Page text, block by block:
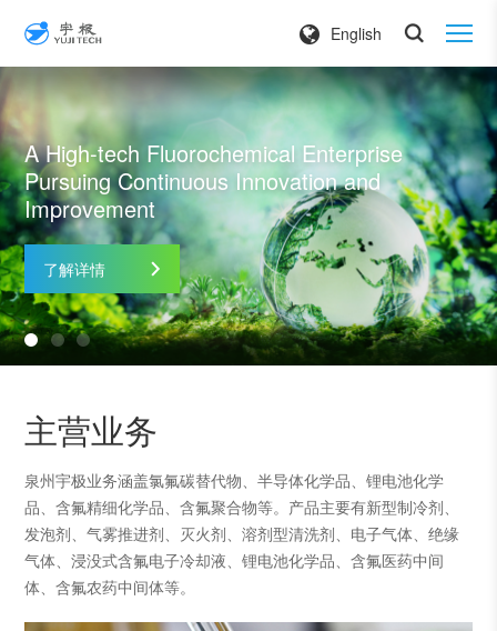
English
A High-tech Fluorochemical Enterprise
Pursuing Continuous Innovation and
Improvement
了解详情
主营业务
泉州宇极业务涵盖氯氟碳替代物、半导体化学品、锂电池化学
品、含氟精细化学品、含氟聚合物等。产品主要有新型制冷剂、
发泡剂、气雾推进剂、灭火剂、溶剂型清洗剂、电子气体、绝缘
气体、浸没式含氟电子冷却液、锂电池化学品、含氟医药中间
体、含氟农药中间体等。